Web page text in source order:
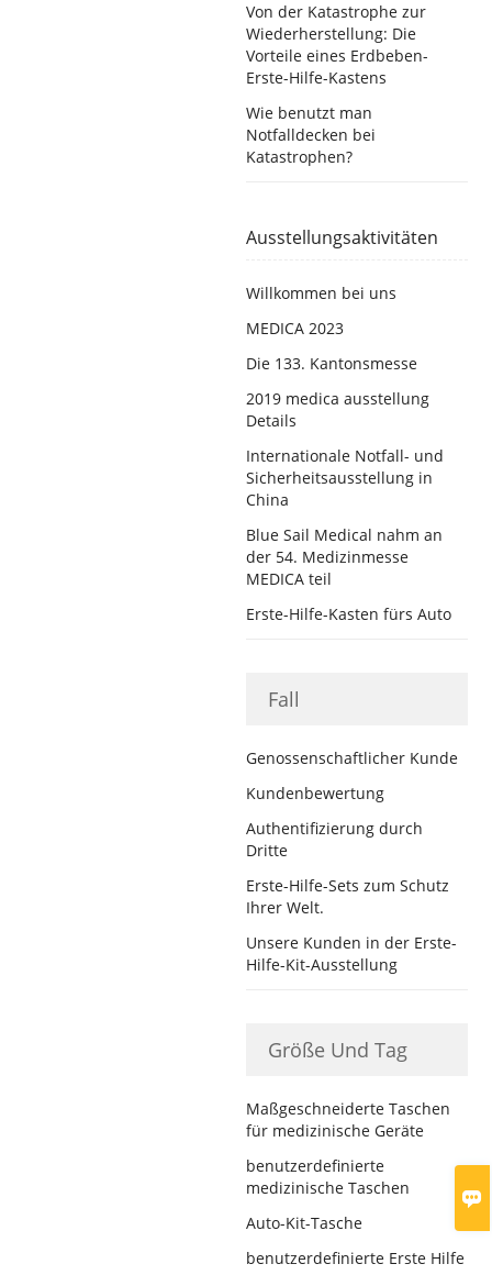

Von der Katastrophe zur
Wiederherstellung: Die
Vorteile eines Erdbeben-
Erste-Hilfe-Kastens
Wie benutzt man
Notfalldecken bei
Katastrophen?
Ausstellungsaktivitäten
Willkommen bei uns
MEDICA 2023
Die 133. Kantonsmesse
2019 medica ausstellung
Details
Internationale Notfall- und
Sicherheitsausstellung in
China
Blue Sail Medical nahm an
der 54. Medizinmesse
MEDICA teil
Erste-Hilfe-Kasten fürs Auto
Fall
Genossenschaftlicher Kunde
Kundenbewertung
Authentifizierung durch
Dritte
Erste-Hilfe-Sets zum Schutz
Ihrer Welt.
Unsere Kunden in der Erste-
Hilfe-Kit-Ausstellung
Größe Und Tag
Maßgeschneiderte Taschen
für medizinische Geräte
benutzerdefinierte
medizinische Taschen
Auto-Kit-Tasche
benutzerdefinierte Erste Hilfe